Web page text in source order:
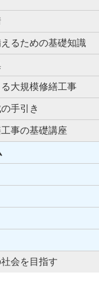
るための基礎知識
大規模修繕工事
手引き
事の基礎講座
会を目指す